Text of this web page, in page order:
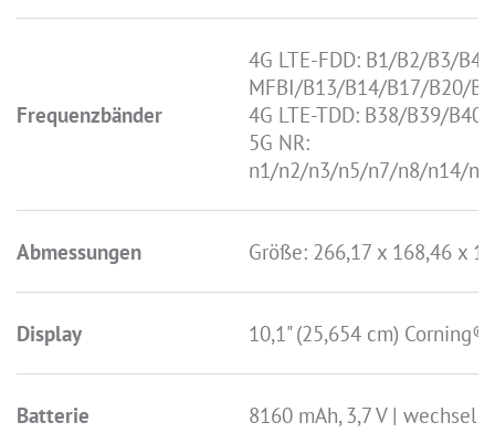
Frequenzbänder
4G LTE-FDD: B1/B2/B3/
MFBI/B13/B14/B17/B20/
4G LTE-TDD: B38/B39/
5G NR:
n1/n2/n3/n5/n7/n8/n14/
Abmessungen Größe: 266,17 x 168,46 x
Display 10,1" (25,654 cm)
Batterie 8160 mAh, 3,7 V |